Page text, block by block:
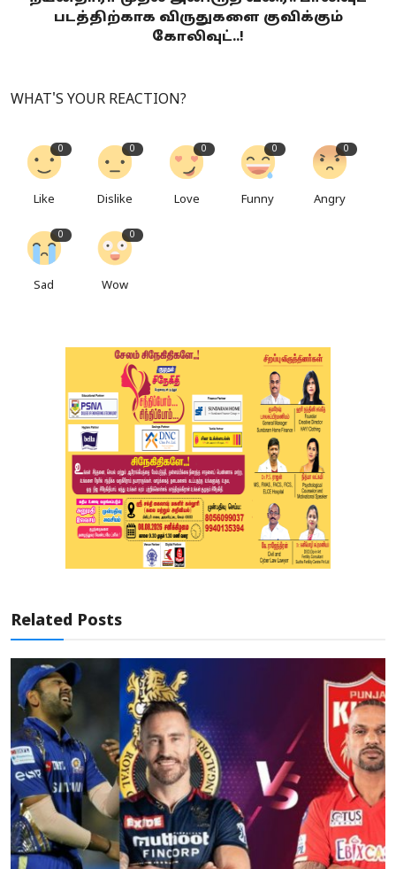
படத்திற்காக விருதுகளை குவிக்கும்
கோலிவுட்..!
WHAT'S YOUR REACTION?
0
Like
0
Dislike
0
Love
0
Funny
0
Angry
0
Sad
0
Wow
Related Posts